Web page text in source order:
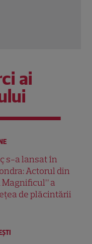
ai
s-a lansat în
Actorul din
Magnificul” a
de plăcintării